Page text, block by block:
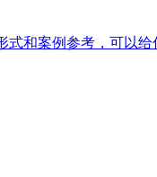
和案例参考，可以给